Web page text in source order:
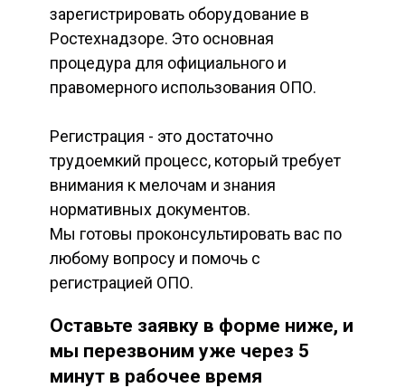
зарегистрировать оборудование в
Ростехнадзоре. Это основная
процедура для официального и
правомерного использования ОПО.
Регистрация - это достаточно
трудоемкий процесс, который требует
внимания к мелочам и знания
нормативных документов.
Мы готовы проконсультировать вас по
любому вопросу и помочь с
регистрацией ОПО.
Оставьте заявку в форме ниже, и
мы перезвоним уже через 5
минут в рабочее время